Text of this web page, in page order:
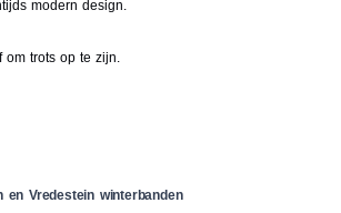
modern design.
om trots op te zijn.
en Vredestein winterbanden